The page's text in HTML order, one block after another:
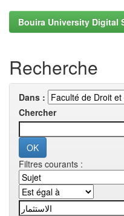
Bouira University Digital
Recherche
Dans :
Chercher
Filtres courants :